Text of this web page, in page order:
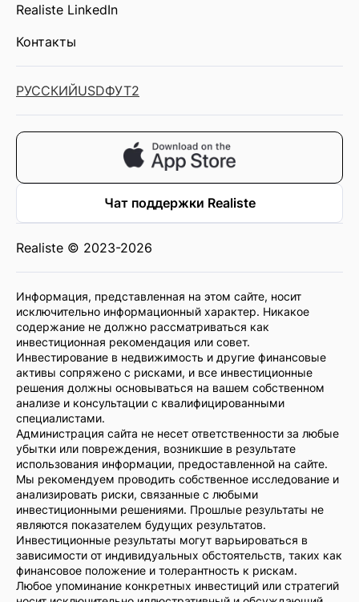
Realiste LinkedIn
Контакты
РУССКИЙUSDФУТ2
Чат поддержки Realiste
Realiste © 2023-2026
Информация, представленная на этом сайте, носит
исключительно информационный характер. Никакое
содержание не должно рассматриваться как
инвестиционная рекомендация или совет.
Инвестирование в недвижимость и другие финансовые
активы сопряжено с рисками, и все инвестиционные
решения должны основываться на вашем собственном
анализе и консультации с квалифицированными
специалистами.
Администрация сайта не несет ответственности за любые
убытки или повреждения, возникшие в результате
использования информации, предоставленной на сайте.
Мы рекомендуем проводить собственное исследование и
анализировать риски, связанные с любыми
инвестиционными решениями. Прошлые результаты не
являются показателем будущих результатов.
Инвестиционные результаты могут варьироваться в
зависимости от индивидуальных обстоятельств, таких как
финансовое положение и толерантность к рискам.
Любое упоминание конкретных инвестиций или стратегий